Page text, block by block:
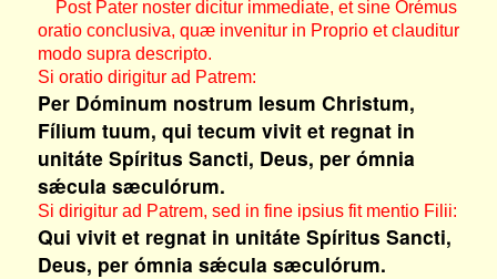
Post Pater noster dicitur immediate, et sine Orémus
oratio conclusiva, quæ invenitur in Proprio et clauditur
modo supra descripto.
Si oratio dirigitur ad Patrem:
Per Dóminum nostrum Iesum Christum,
Fílium tuum, qui tecum vivit et regnat in
unitáte Spíritus Sancti, Deus, per ómnia
sǽcula sæculórum.
Si dirigitur ad Patrem, sed in fine ipsius fit mentio Filii:
Qui vivit et regnat in unitáte Spíritus Sancti,
Deus, per ómnia sǽcula sæculórum.